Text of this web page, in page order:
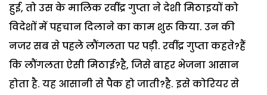
हुई, तो उस के मालिक रवींद्र गुप्ता ने देशी मिठाइयों को
विदेशों में पहचान दिलाने का काम शुरू किया. उन की
नजर सब से पहले लौंगलता पर पड़ी. रवींद्र गुप्ता कहते?हैं
कि लौंगलता ऐसी मिठाई?है, जिसे बाहर भेजना आसान
होता है. यह आसानी से पैक हो जाती?है. इसे कोरियर से